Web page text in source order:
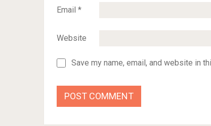
Email *
Website
Save my name, email, and website in